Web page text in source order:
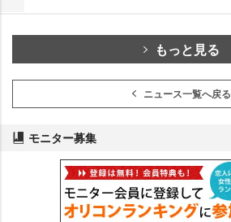
もっと見る
ニュース一覧へ戻る
モニター募集